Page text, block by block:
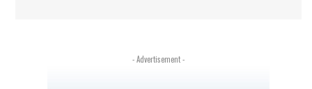
- Advertisement -